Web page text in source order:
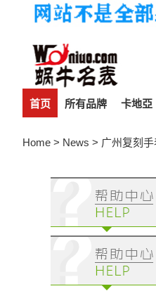
首页 所有品牌 卡地亞
Home > News > 广州复刻